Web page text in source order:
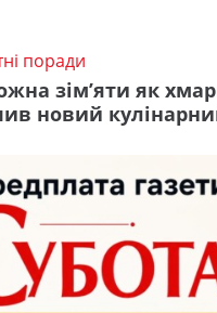
поради
зім’яти як
новий